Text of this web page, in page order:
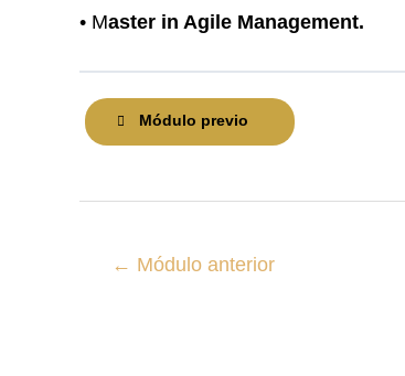
• Master in Agile Management.
Módulo previo
← Módulo anterior